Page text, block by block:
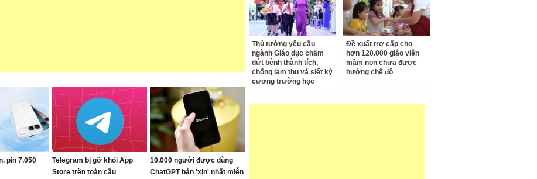
pin 7.050
Telegram bị gỡ khỏi App
Store trên toàn cầu
10.000 người được dùng
ChatGPT bản 'xịn' nhất miễn
Thủ tướng yêu cầu
ngành Giáo dục chấm
dứt bệnh thành tích,
chống lạm thu và siết kỷ
cương trường học
Đề xuất trợ cấp cho
hơn 120.000 giáo viên
mầm non chưa được
hưởng chế độ